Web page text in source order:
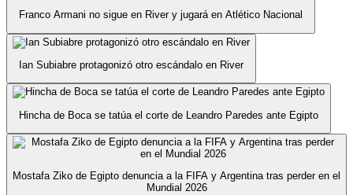
Franco Armani no sigue en River y jugará en Atlético Nacional
Ian Subiabre protagonizó otro escándalo en River
Hincha de Boca se tatúa el corte de Leandro Paredes ante Egipto
Mostafa Ziko de Egipto denuncia a la FIFA y Argentina tras perder en el
Mundial 2026